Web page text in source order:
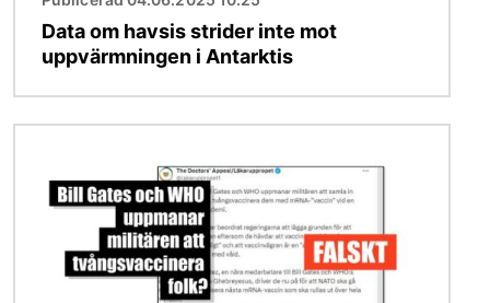
Data om havsis strider inte mot
uppvärmningen i Antarktis